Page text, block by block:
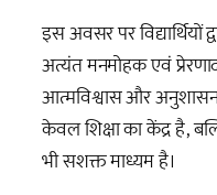
इस अवसर पर विद्यार्थियों
अत्यंत मनमोहक एवं
आत्मविश्वास और अनुशासन
केवल शिक्षा का केंद्र है,
भी सशक्त माध्यम है।